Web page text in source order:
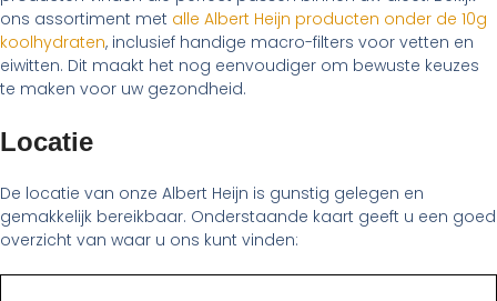
ons assortiment met alle Albert Heijn producten onder de 10g
koolhydraten, inclusief handige macro-filters voor vetten en
eiwitten. Dit maakt het nog eenvoudiger om bewuste keuzes
te maken voor uw gezondheid.
Locatie
De locatie van onze Albert Heijn is gunstig gelegen en
gemakkelijk bereikbaar. Onderstaande kaart geeft u een goed
overzicht van waar u ons kunt vinden: